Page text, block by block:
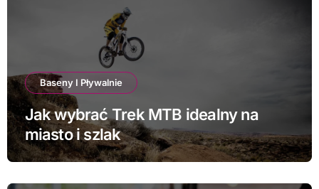
Baseny I Pływalnie
Jak wybrać Trek MTB idealny na
miasto i szlak